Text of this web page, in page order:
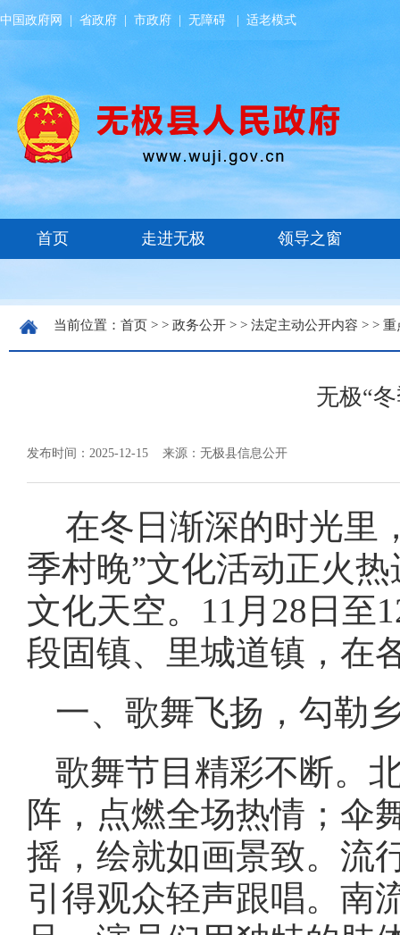
中国政府网 省政府 市政府 无障碍 适老模式
当前位置： 首页 > > 政务公开 > > 法定主动公开内容 > > 重
无极“
发布时间：2025-12-15 来源：无极县信息公开
在冬日渐深的时光里
季村晚”文化活动正火
文化天空。11月28日至
段固镇、里城道镇，在
一、歌舞飞扬，勾勒
歌舞节目精彩不断。
阵，点燃全场热情；伞
摇，绘就如画景致。流
引得观众轻声跟唱。南